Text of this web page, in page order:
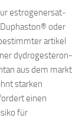
estrogenersat­
oder
artikel
dydrogesteron-
aus dem markt
starken
einen
für